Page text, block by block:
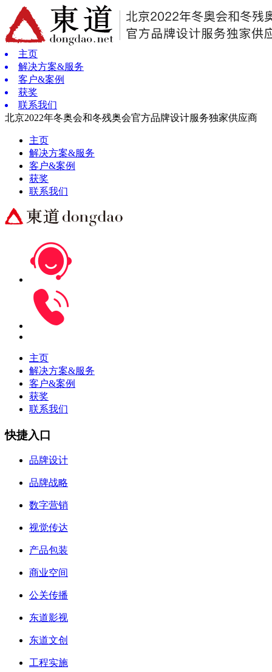
主页
解决方案&服务
客户&案例
获奖
联系我们
北京2022年冬奥会和冬残奥会官方品牌设计服务独家供应商
主页
解决方案&服务
客户&案例
获奖
联系我们
主页
解决方案&服务
客户&案例
获奖
联系我们
快捷入口
品牌设计
品牌战略
数字营销
视觉传达
产品包装
商业空间
公关传播
东道影视
东道文创
工程实施